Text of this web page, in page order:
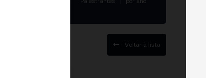
Voltar à lista